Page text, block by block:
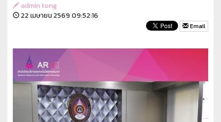
admin tong
22 เมษายน 2569 09:52:16
Email